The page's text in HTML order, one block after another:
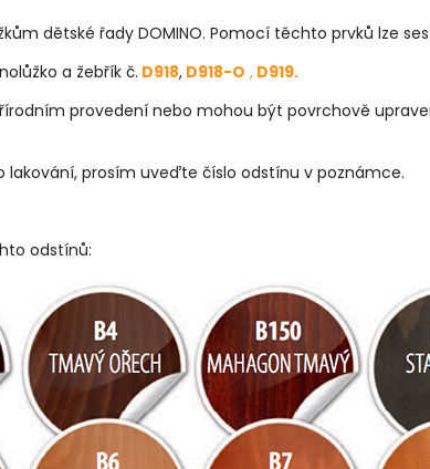
dětské řady DOMINO. Pomocí těchto prvků lze
a žebřík č. D918, D918-O , D919.
provedení nebo mohou být povrchově
lakování, prosím uveďte číslo odstínu v poznámce.
odstínů: